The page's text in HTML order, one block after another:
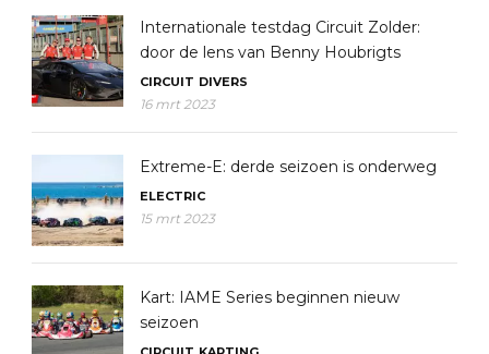
Internationale testdag Circuit Zolder:
door de lens van Benny Houbrigts
CIRCUIT DIVERS
16 mrt 2023
Extreme-E: derde seizoen is onderweg
ELECTRIC
15 mrt 2023
Kart: IAME Series beginnen nieuw
seizoen